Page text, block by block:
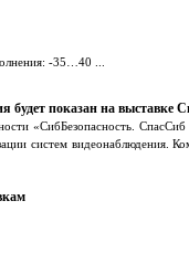
-35…40 ...
показан на выставке
«СибБезопасность.
систем видеонаблюдения.